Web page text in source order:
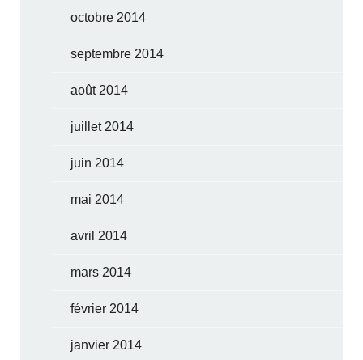
octobre 2014
septembre 2014
août 2014
juillet 2014
juin 2014
mai 2014
avril 2014
mars 2014
février 2014
janvier 2014